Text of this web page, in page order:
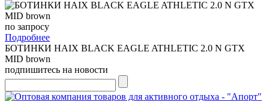
по запросу
Подробнее
БОТИНКИ HAIX BLACK EAGLE ATHLETIC 2.0 N GTX
MID brown
подпишитесь на новости